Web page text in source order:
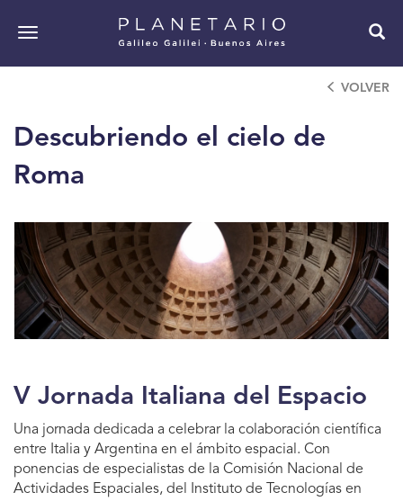
principalnavigation
Descubriendo el cielo de
Roma
VOLVER
V Jornada Italiana del Espacio
Una jornada dedicada a celebrar la colaboración científica
entre Italia y Argentina en el ámbito espacial. Con
ponencias de especialistas de la Comisión Nacional de
Actividades Espaciales, del Instituto de Tecnologías en